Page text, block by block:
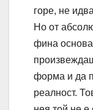
горе, не
Но от
фина
форма и да
реалност.